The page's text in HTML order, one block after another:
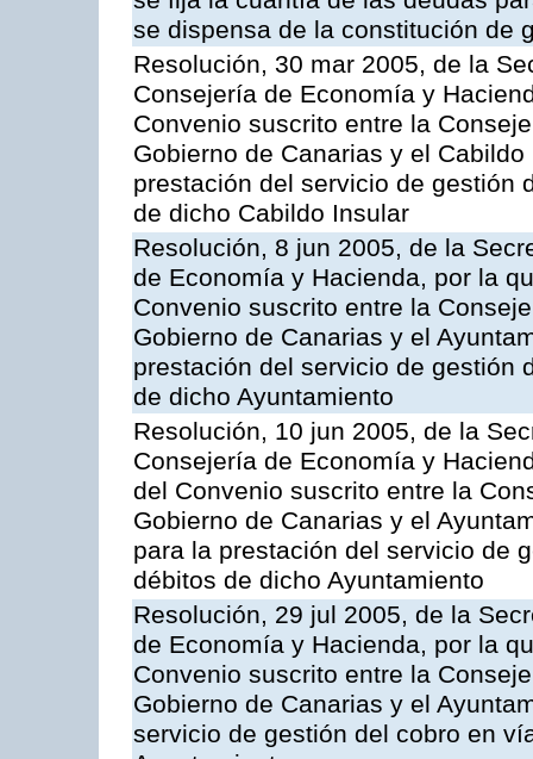
se dispensa de la constitución de
Resolución, 30 mar 2005, de la
Consejería de Economía y
Convenio suscrito entre la
Gobierno de Canarias y el
prestación del servicio de gestión
de dicho Cabildo Insular
Resolución, 8 jun 2005, de la
de Economía y Hacienda, por la
Convenio suscrito entre la
Gobierno de Canarias y el
prestación del servicio de gestión
de dicho Ayuntamiento
Resolución, 10 jun 2005, de la
Consejería de Economía y
del Convenio suscrito entre la
Gobierno de Canarias y el
para la prestación del servicio de
débitos de dicho Ayuntamiento
Resolución, 29 jul 2005, de la
de Economía y Hacienda, por la
Convenio suscrito entre la
Gobierno de Canarias y el
servicio de gestión del cobro en